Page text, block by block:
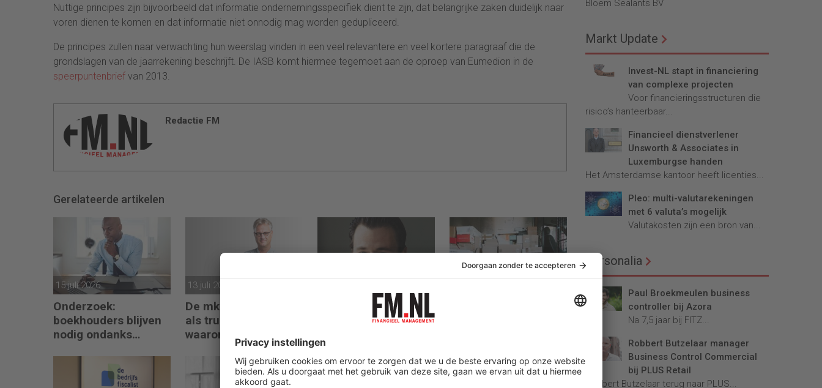
Nuttige principes zijn bijvoorbeeld dat informatie ondernemingsspecifiek dient te zijn, dat belangrijke zaken duidelijk naar
voren dienen te komen en dat informatie niet onnodig mag worden gedupliceerd.
De principes zullen naar verwachting hun weerslag vinden in een veel relevantere en veel kortere paragraaf die de
grondslagen van de jaarrekening beschrijft. De IASB komt hiermee tegemoet aan de oproep van Eumedion in de
speerpuntenbrief van 2013.
Redactie FM
Gerelateerde artikelen
15 juli 2026
Onderzoek:
boekhouders blijven
nodig ondanks
13 juli 2026
De mkb-accountant
als trusted advisor:
waarom echte groei
begint met reflectie
Duurzaamheidsversl
over waarde en
risico’s
jaarrekening
Bloem Sealants BV
Markt Update
Invest-NL stapt in financiering
van complexe projecten
Voor financieringsstructuren die
risico’s hanteerbaar...
Financieel dienstverlener
Unsworth & Associates in
Luxemburgse handen
Het Amsterdamse kantoor heeft licenties...
Pleo: multi-valutarekeningen
met 6 valuta’s mogelijk
Valutakosten zijn een bron van...
Personalia
Paul Broekmeulen business
controller bij Azora
Na 7,5 jaar bij FITZ...
Robbert Butzelaar manager
Business Control Commercial
bij PLUS Retail
Robbert Butzelaar terug naar PLUS...